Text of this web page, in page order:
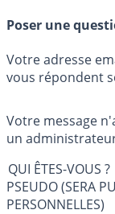
Poser une
Votre adresse
vous répondent
Votre message
un
QUI ÊTES-VOUS ?
PSEUDO (SERA
PERSONNELLES)